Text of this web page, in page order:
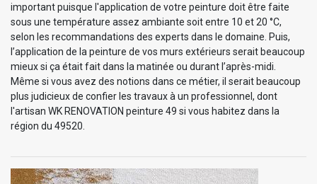
important puisque l'application de votre peinture doit être faite
sous une température assez ambiante soit entre 10 et 20 °C,
selon les recommandations des experts dans le domaine. Puis,
l’application de la peinture de vos murs extérieurs serait beaucoup
mieux si ça était fait dans la matinée ou durant l’après-midi.
Même si vous avez des notions dans ce métier, il serait beaucoup
plus judicieux de confier les travaux à un professionnel, dont
l'artisan WK RENOVATION peinture 49 si vous habitez dans la
région du 49520.